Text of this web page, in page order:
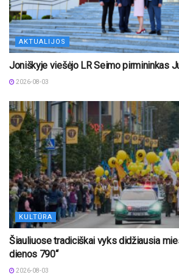
AKTUALIJOS
Joniškyje viešėjo LR Seimo pirmininkas
2026-08-03
KULTŪRA
Šiauliuose tradiciškai vyks didžiausia
dienos 790“
2026-08-03